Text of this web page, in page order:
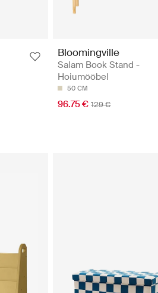
Bloomingville
Salam Book Stand -
Hoiumööbel
50 CM
96.75 € 129 €